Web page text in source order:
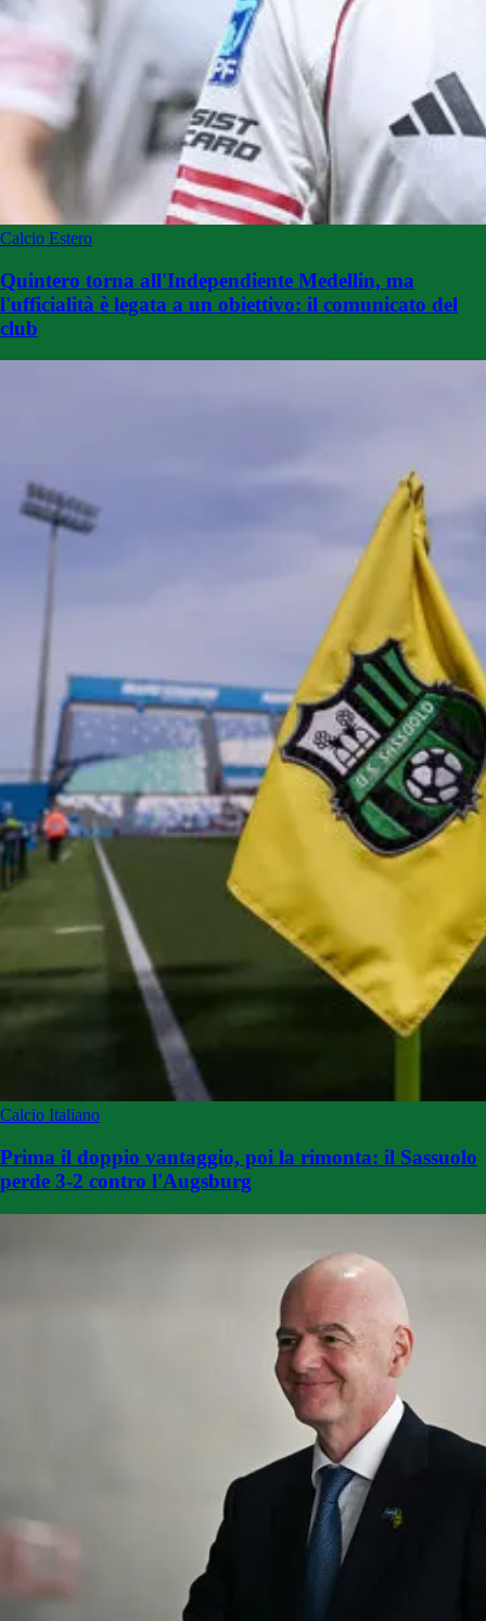
Calcio Estero
Quintero torna all'Independiente Medellin, ma
l'ufficialità è legata a un obiettivo: il comunicato del
club
Calcio Italiano
Prima il doppio vantaggio, poi la rimonta: il Sassuolo
perde 3-2 contro l'Augsburg